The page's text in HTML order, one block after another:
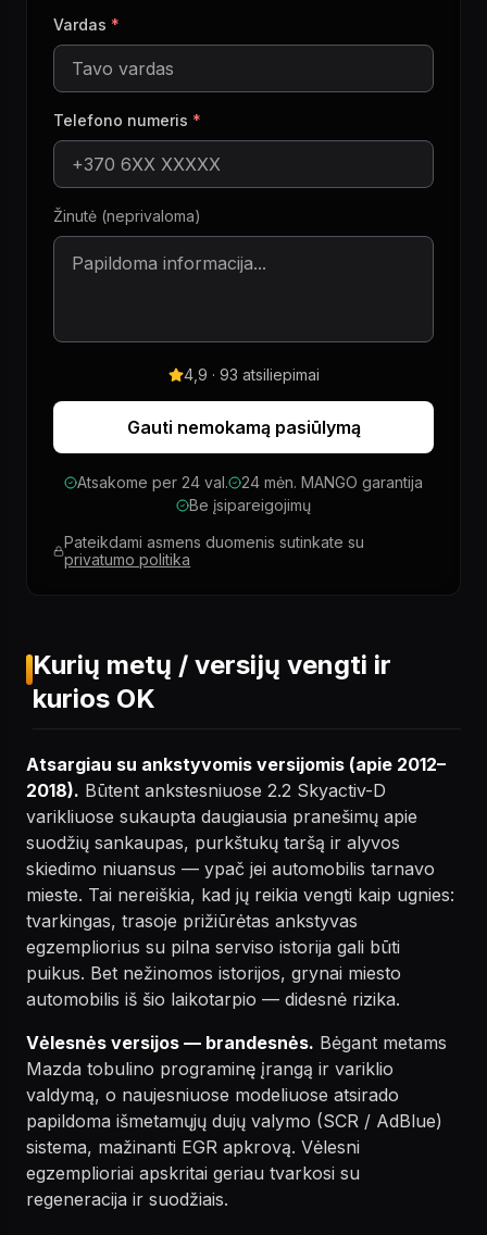
Vardas *
Telefono numeris *
Žinutė (neprivaloma)
4,9 · 93 atsiliepimai
Gauti nemokamą pasiūlymą
Atsakome per 24 val.
24 mėn. MANGO garantija
Be įsipareigojimų
Pateikdami asmens duomenis sutinkate su
privatumo politika
Kurių metų / versijų vengti ir
kurios OK
Atsargiau su ankstyvomis versijomis (apie 2012–
2018). Būtent ankstesniuose 2.2 Skyactiv-D
varikliuose sukaupta daugiausia pranešimų apie
suodžių sankaupas, purkštukų taršą ir alyvos
skiedimo niuansus — ypač jei automobilis tarnavo
mieste. Tai nereiškia, kad jų reikia vengti kaip ugnies:
tvarkingas, trasoje prižiūrėtas ankstyvas
egzempliorius su pilna serviso istorija gali būti
puikus. Bet nežinomos istorijos, grynai miesto
automobilis iš šio laikotarpio — didesnė rizika.
Vėlesnės versijos — brandesnės. Bėgant metams
Mazda tobulino programinę įrangą ir variklio
valdymą, o naujesniuose modeliuose atsirado
papildoma išmetamųjų dujų valymo (SCR / AdBlue)
sistema, mažinanti EGR apkrovą. Vėlesni
egzemplioriai apskritai geriau tvarkosi su
regeneracija ir suodžiais.